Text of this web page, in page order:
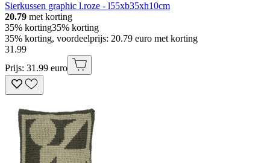
Sierkussen graphic l.roze - l55xb35xh10cm
20.79 met korting
35% korting35% korting
35% korting, voordeelprijs: 20.79 euro met korting
31 .99
Prijs: 31.99 euro